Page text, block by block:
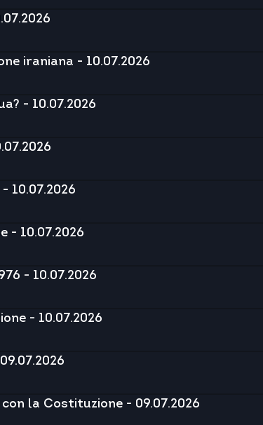
iraniana - 10.07.2026
- 10.07.2026
10.07.2026
- 10.07.2026
- 10.07.2026
- 10.07.2026
la Costituzione - 09.07.2026